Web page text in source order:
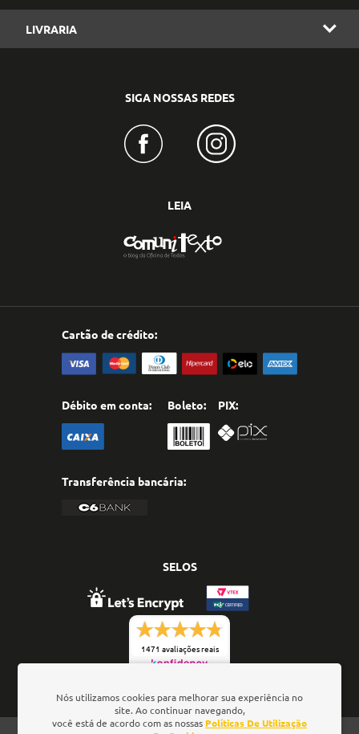
LIVRARIA
SIGA NOSSAS REDES
LEIA
Cartão de crédito:
Débito em conta: Boleto: PIX:
Transferência bancária:
SELOS
1471 avaliações reais
Nós utilizamos cookies para melhorar sua experiência no
site. Ao continuar navegando,
você está de acordo com as nossas Políticas De Utilização